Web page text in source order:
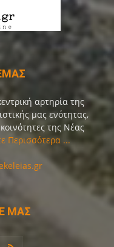
αρτηρία της
μας ενότητας,
της Νέας
Περισσότερα ...
ΜΑΣ